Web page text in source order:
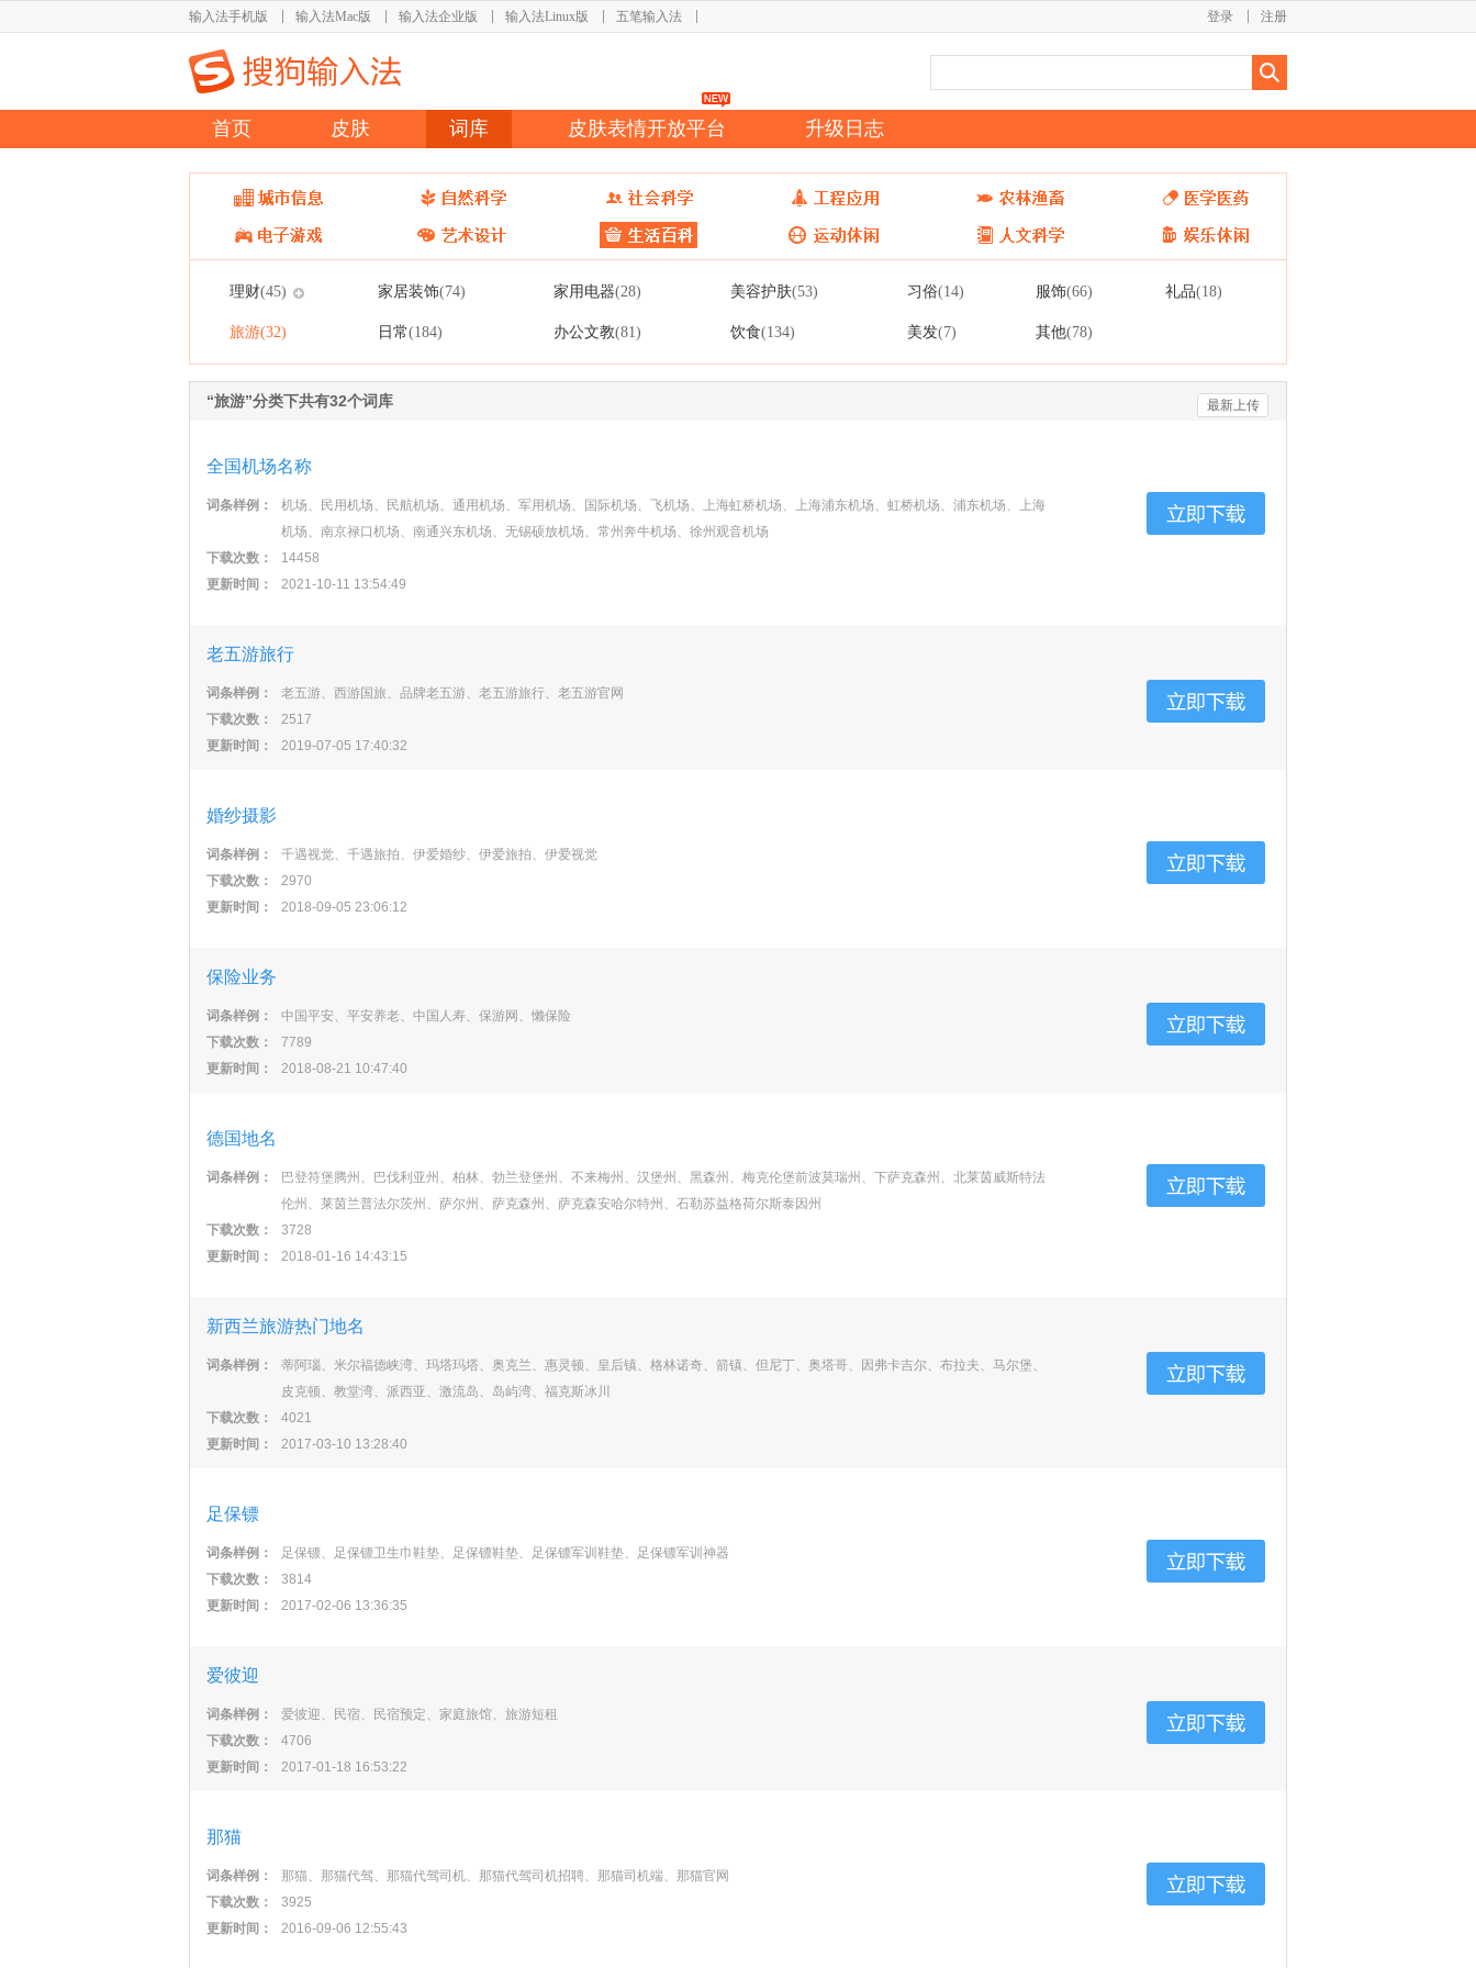
输入法手机版 输入法Mac版 输入法企业版 输入法Linux版 五笔输入法 注册
登录
首页 皮肤 词库 皮肤表情开放平台 升级日志
理财(45) 家居装饰(74) 家用电器(28) 美容护肤(53) 习俗(14) 服饰(66) 礼品(18)
旅游(32) 日常(184) 办公文教(81) 饮食(134) 美发(7) 其他(78)
“旅游”分类下共有32个词库 最新上传
全国机场名称
词条样例：
机场、民用机场、民航机场、通用机场、军用机场、国际机场、飞机场、上海虹桥机场、上海浦东机场、虹桥机场、浦东机场、上海
机场、南京禄口机场、南通兴东机场、无锡硕放机场、常州奔牛机场、徐州观音机场
下载次数：
14458
更新时间：
2021-10-11 13:54:49
老五游旅行
词条样例：
老五游、西游国旅、品牌老五游、老五游旅行、老五游官网
下载次数：
2517
更新时间：
2019-07-05 17:40:32
婚纱摄影
词条样例：
千遇视觉、千遇旅拍、伊爱婚纱、伊爱旅拍、伊爱视觉
下载次数：
2970
更新时间：
2018-09-05 23:06:12
保险业务
词条样例：
中国平安、平安养老、中国人寿、保游网、懒保险
下载次数：
7789
更新时间：
2018-08-21 10:47:40
德国地名
词条样例：
巴登符堡腾州、巴伐利亚州、柏林、勃兰登堡州、不来梅州、汉堡州、黑森州、梅克伦堡前波莫瑞州、下萨克森州、北莱茵威斯特法
伦州、莱茵兰普法尔茨州、萨尔州、萨克森州、萨克森安哈尔特州、石勒苏益格荷尔斯泰因州
下载次数：
3728
更新时间：
2018-01-16 14:43:15
新西兰旅游热门地名
词条样例：
蒂阿瑙、米尔福德峡湾、玛塔玛塔、奥克兰、惠灵顿、皇后镇、格林诺奇、箭镇、但尼丁、奥塔哥、因弗卡吉尔、布拉夫、马尔堡、
皮克顿、教堂湾、派西亚、激流岛、岛屿湾、福克斯冰川
下载次数：
4021
更新时间：
2017-03-10 13:28:40
足保镖
词条样例：
足保镖、足保镖卫生巾鞋垫、足保镖鞋垫、足保镖军训鞋垫、足保镖军训神器
下载次数：
3814
更新时间：
2017-02-06 13:36:35
爱彼迎
词条样例：
爱彼迎、民宿、民宿预定、家庭旅馆、旅游短租
下载次数：
4706
更新时间：
2017-01-18 16:53:22
那猫
词条样例：
那猫、那猫代驾、那猫代驾司机、那猫代驾司机招聘、那猫司机端、那猫官网
下载次数：
3925
更新时间：
2016-09-06 12:55:43